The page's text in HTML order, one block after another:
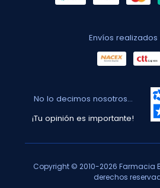
Envíos realizados
No lo decimos nosotros...
¡Tu opinión es importante!
Copyright © 2010-2026 Farmacia
derechos